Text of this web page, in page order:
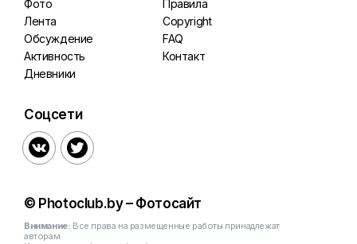
Фото
Лента
Обсуждение
Активность
Дневники
Правила
Copyright
FAQ
Контакт
Соцсети
 
© Photoclub.by – Фотосайт
Внимание: Все права на размещенные работы принадлежат
авторам